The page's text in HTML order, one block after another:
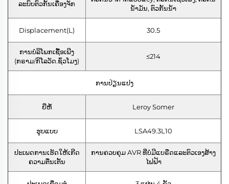
ລະບົບຕົວກັ້ນເຄື່ອງຈັກ
ນ້ຳມັນ, ຕົວກັ້ນນ້ຳ
Displacement(L) 30.5
ການບໍລິໂພກເຊື້ອເພີງ
(ກຣາມ/ກິໂລວັດ.ຊົ່ວໂມງ)
≤214
ການປ່ຽນແປງ
ຍີ່ຫໍ້ Leroy Somer
ຮູບແບບ LSA49.3L10
ປະເພດການເຮັດໃຫ້ເກີດ
ຄວາມຕື່ນເຕັ້ນ
ການຄວບຄຸມ AVR ທີ່ບໍ່ມີແບຣືດແລະຕົວເອງສ້າງ
ໄຟຟ້າ